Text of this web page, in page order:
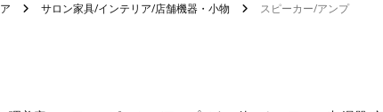
サロン家具/インテリア/店舗機器・小物 スピーカー/アンプ